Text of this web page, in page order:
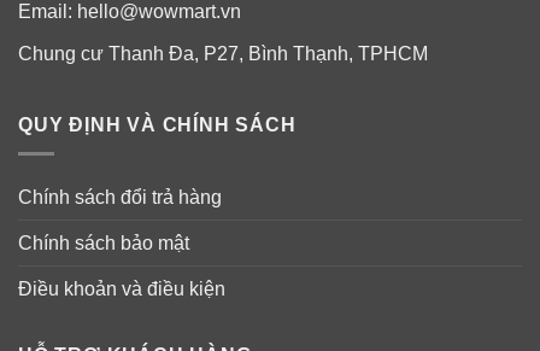
Những ai cần dùng ngay Nature’s Bounty
Email: hello@wowmart.vn
Chung cư Thanh Đa, P27, Bình Thạnh, TPHCM
QUY ĐỊNH VÀ CHÍNH SÁCH
Chính sách đổi trả hàng
Chính sách bảo mật
Điều khoản và điều kiện